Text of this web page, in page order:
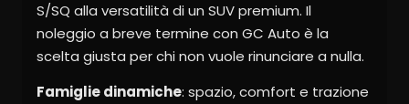
S/SQ alla versatilità di un SUV premium. Il
noleggio a breve termine con GC Auto è la
scelta giusta per chi non vuole rinunciare a nulla.
Famiglie dinamiche: spazio, comfort e trazione